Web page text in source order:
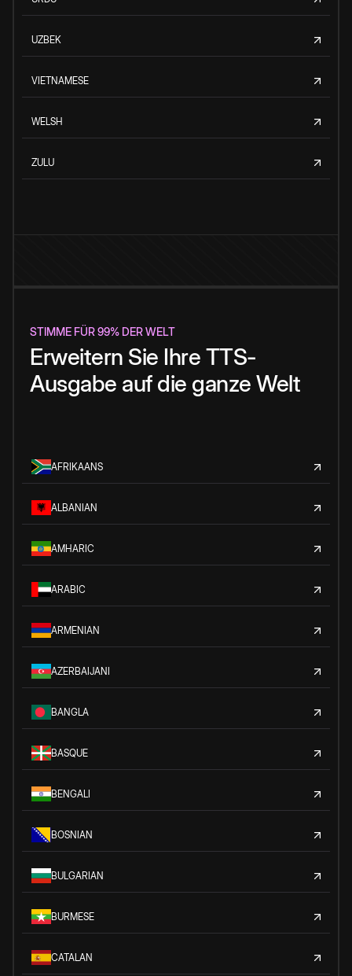
UZBEK
VIETNAMESE
WELSH
ZULU
STIMME FÜR 99% DER WELT
Erweitern Sie Ihre TTS-
Ausgabe auf die ganze Welt
AFRIKAANS
ALBANIAN
AMHARIC
ARABIC
ARMENIAN
AZERBAIJANI
BANGLA
BASQUE
BENGALI
BOSNIAN
BULGARIAN
BURMESE
CATALAN